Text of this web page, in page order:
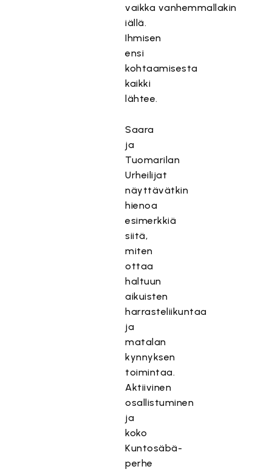
vaikka vanhemmallakin
iällä.
Ihmisen
ensi
kohtaamisesta
kaikki
lähtee.
Saara
ja
Tuomarilan
Urheilijat
näyttävätkin
hienoa
esimerkkiä
siitä,
miten
ottaa
haltuun
aikuisten
harrasteliikuntaa
ja
matalan
kynnyksen
toimintaa.
Aktiivinen
osallistuminen
ja
koko
Kuntosäbä-
perhe